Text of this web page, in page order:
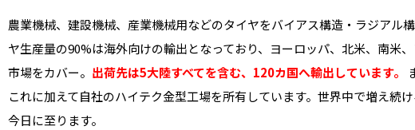
農業機械、建設機械、産業機械用などのタイヤをバイアス構造・ラジアル
ヤ生産量の90%は海外向けの輸出となっており、ヨーロッパ、北米、南米
市場をカバー。 出荷先は5大陸すべてを含む、120カ国へ輸出しています。
これに加えて自社のハイテク金型工場を所有しています。世界中で増え続
今日に至ります。